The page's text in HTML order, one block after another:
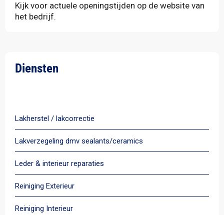
Kijk voor actuele openingstijden op de website van
het bedrijf.
Diensten
Lakherstel / lakcorrectie
Lakverzegeling dmv sealants/ceramics
Leder & interieur reparaties
Reiniging Exterieur
Reiniging Interieur